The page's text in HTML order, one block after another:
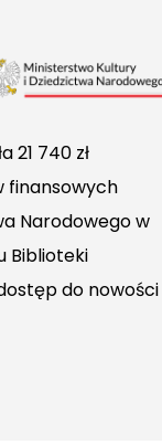
21 740 zł
finansowych
Narodowego w
Biblioteki
do nowości